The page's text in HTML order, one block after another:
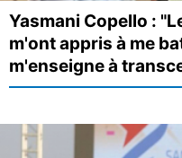
Yasmani Copello :
m'ont appris à me
m'enseigne à